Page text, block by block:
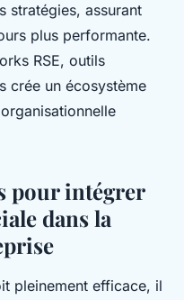
stratégies, assurant
plus performante.
RSE, outils
crée un écosystème
pour intégrer
dans la
pleinement efficace, il